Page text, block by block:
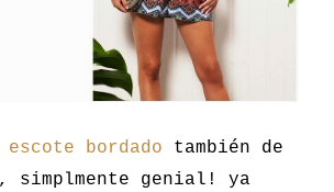
escote bordado también de
, simplmente genial! ya